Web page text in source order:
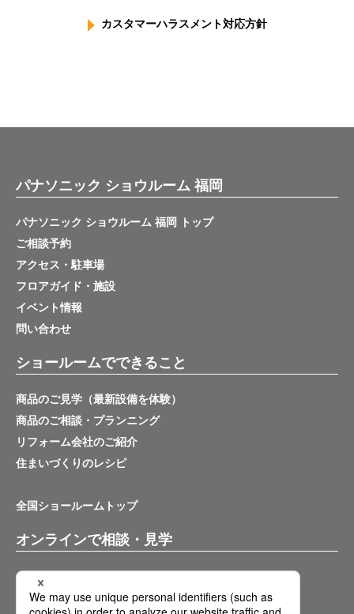
カスタマーハラスメント対応方針
パナソニック ショウルーム 福岡
パナソニック ショウルーム 福岡 トップ
ご相談予約
アクセス・駐車場
フロアガイド・施設
イベント情報
問い合わせ
ショールームでできること
商品のご見学（最新設備を体験）
商品のご相談・プランニング
リフォーム会社のご紹介
住まいづくりのレシピ
全国ショールームトップ
オンラインで相談・見学
バーチャルショールーム
オンライン相談サービス